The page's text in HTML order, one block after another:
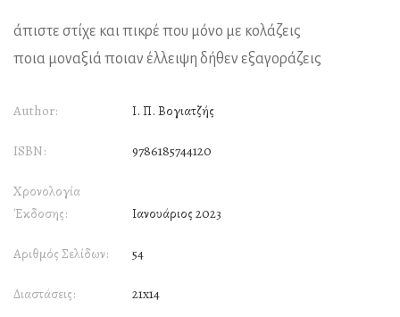
άπιστε στίχε και πικρέ που μόνο με κολάζεις
ποια μοναξιά ποιαν έλλειψη δήθεν εξαγοράζεις
Author: Ι. Π. Βογιατζής
ISBN: 9786185744120
Χρονολογία
Έκδοσης:
Ιανουάριος 2023
Αριθμός Σελίδων: 54
Διαστάσεις: 21x14